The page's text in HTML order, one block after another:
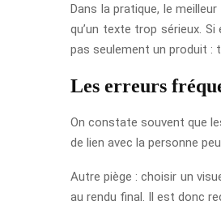
Dans la pratique, le
qu’un texte trop sérieux.
pas seulement un produit :
Les erreurs
On constate souvent que
de lien avec la personne
Autre piège : choisir un
au rendu final. Il est donc